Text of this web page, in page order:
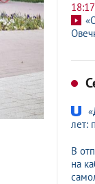
18:17
лет:
В
на